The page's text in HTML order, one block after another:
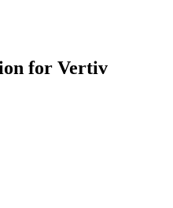
for Vertiv